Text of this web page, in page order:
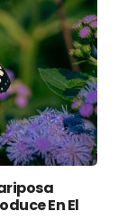
En El